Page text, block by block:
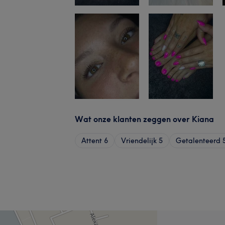
Wat onze klanten zeggen over Kiana
Attent 6 Vriendelijk 5 Getalenteerd